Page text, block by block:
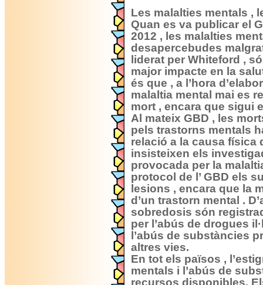
Les malalties mentals ,
Quan es va publicar el
2012 , les malalties
desapercebudes
liderat per Whiteford ,
major impacte en la
és que , a l’hora
malaltia mental mai es
mort , encara que sigui
Al mateix GBD , les
pels trastorns mentals
relació a la causa física
insisteixen els
provocada per la
protocol de l’ GBD els
lesions , encara que la
d’un trastorn mental .
sobredosis són
per l’abús de drogues
l’abús de substàncies
altres vies.
En tot els països ,
mentals i l’abús de
recursos disponibles.